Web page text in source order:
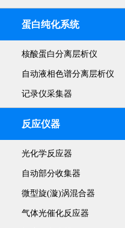
蛋白纯化系统
核酸蛋白分离层析仪
自动液相色谱分离层析仪
记录仪采集器
反应仪器
光化学反应器
自动部分收集器
微型旋(漩)涡混合器
气体光催化反应器